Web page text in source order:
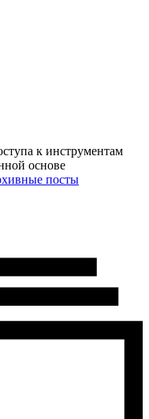
к инструментам
основе
посты